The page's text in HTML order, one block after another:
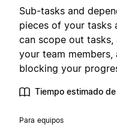
Sub-tasks and
pieces of your tasks
can scope out
your team
blocking your
Tiempo estimado
Para equipos